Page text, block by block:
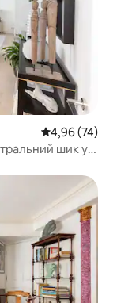
Середня
4,96 (74)
шик у